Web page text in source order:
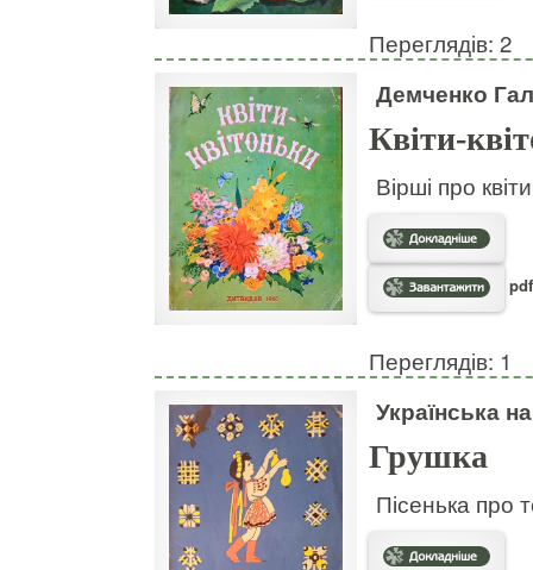
Переглядів: 2
Демченко
Квіти-
Вірші про
Переглядів: 1
Українська
Грушка
Пісенька про